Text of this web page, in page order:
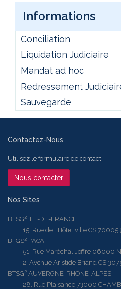
Informations
Conciliation
Liquidation Judiciaire
Mandat ad hoc
Redressement
Sauvegarde
Contactez-Nous
Utilisez le formulaire de contact
Nous contacter
Nos Sites
BTSG² ILE-DE-FRANCE
15, Rue de l'Hôtel ville CS 70005
BTGS² PACA
51, Rue Maréchal Joffre 06000
2, Avenue Aristide Briand CS
BTSG² AUVERGNE-RHÔNE-ALPES
28, Rue Plaisance 73000